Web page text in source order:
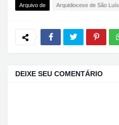
Arquivo de Arquidiocese de São Luís
DEIXE SEU COMENTÁRIO